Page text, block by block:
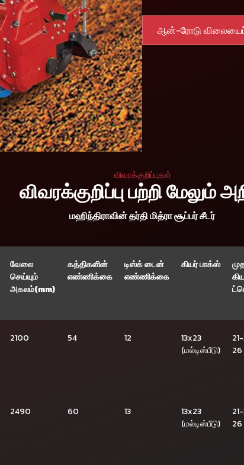
ஆன்-ரோடு
விவரக்குறிப்புகள்
விவரக்குறிப்பு பற்றி மேலும்
மஹிந்திராவின் தர்தி மித்ரா சூப்பர் சீடர்
வேலை
செய்யும்
அகலம்(mm)
கத்திகளின்
எண்ணிக்கை
டிஸ்க் டைன்
எண்ணிக்கை
கியர் பாக்ஸ்
2100 54 12
13x23
(மல்டிஸ்பீடு)
26
2490 60 13
13x23
(மல்டிஸ்பீடு)
26